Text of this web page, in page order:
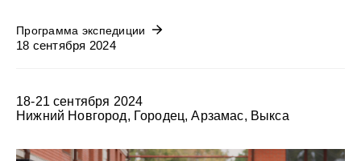
18 сентября 2024
Программа экспедиции
18-21 сентября 2024
Нижний Новгород, Городец, Арзамас, Выкса